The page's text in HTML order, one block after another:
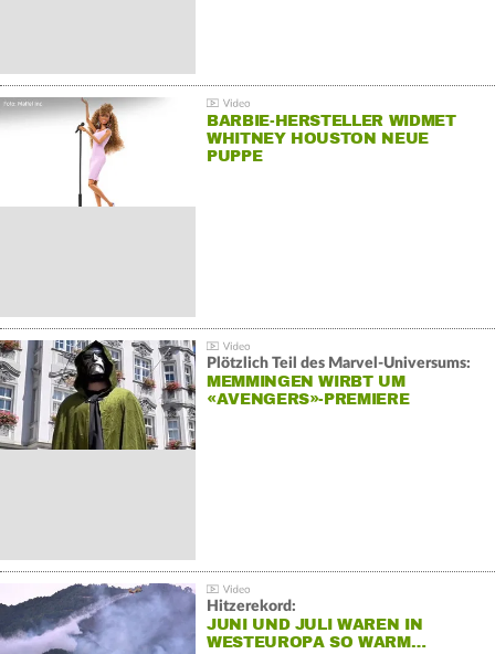
BARBIE-HERSTELLER WIDMET
WHITNEY HOUSTON NEUE
PUPPE
Plötzlich Teil des Marvel-Universums:
MEMMINGEN WIRBT UM
«AVENGERS»-PREMIERE
Hitzerekord:
JUNI UND JULI WAREN IN
WESTEUROPA SO WARM…